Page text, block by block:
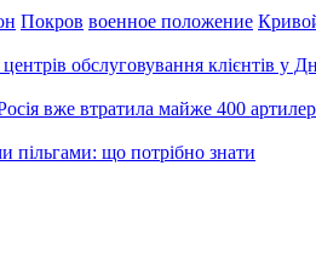
Покров военное положение
обслуговування клієнтів у
вже втратила майже 400
пільгами: що потрібно знати